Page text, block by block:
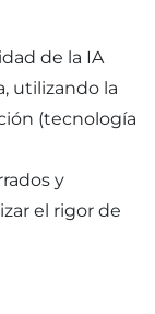
de la IA
utilizando la
(tecnología
y
el rigor de